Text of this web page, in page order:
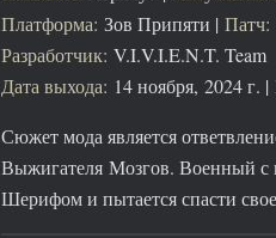
Платформа: Зов Припяти | Патч:
Разработчик: V.I.V.I.E.N.T. Team
Дата выхода: 14 ноября, 2024 г. |
Сюжет мода является
Выжигателя Мозгов. Военный с
Шерифом и пытается спасти